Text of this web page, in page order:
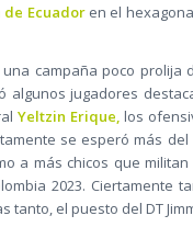
de Ecuadoren el
campaña poco prolija
algunos jugadores
Yeltzin Erique, los
se esperó más
a más chicos que
2023.
tanto, el puesto del DT